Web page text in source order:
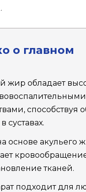
о главном
жир обладает
способствуя
суставах.
основе акульего
тканей.
подходит для